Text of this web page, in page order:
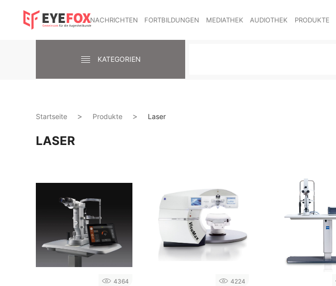
NACHRICHTEN FORTBILDUNGEN MEDIATHEK AUDIOTHEK PRODUKTE
KATEGORIEN
Startseite Produkte Laser
LASER
4364 4224